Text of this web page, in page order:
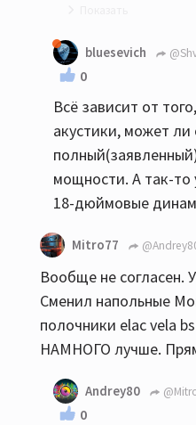
Так и я Вам ни в
bluesevich
0
Всё зависит от
акустики, может ли
мощности. А так-то
18-дюймовые
Mitro77
Вообще не согласен.
Сменил напольные
полочники elac vela
НАМНОГО лучше.
Andrey80
0